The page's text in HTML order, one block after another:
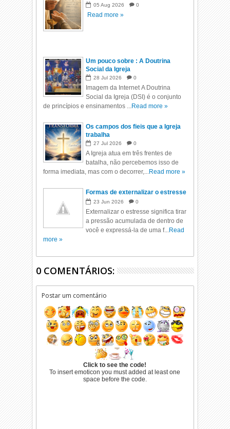
05 Aug 2026 0
Read more »
Um pouco sobre : A Doutrina
Social da Igreja
28 Jul 2026 0
Imagem da Internet A Doutrina
Social da Igreja (DSI) é o conjunto
de princípios e ensinamentos ...Read more »
Os campos dos fieis que a Igreja
trabalha
27 Jul 2026 0
A Igreja atua em três frentes de
batalha, não percebemos isso de
forma imediata, mas com o decorrer,...Read more »
Formas de externalizar o estresse
23 Jun 2026 0
Externalizar o estresse significa tirar
a pressão acumulada de dentro de
você e expressá-la de uma f...Read
more »
0 COMENTÁRIOS:
Postar um comentário
Click to see the code!
To insert emoticon you must added at least one
space before the code.